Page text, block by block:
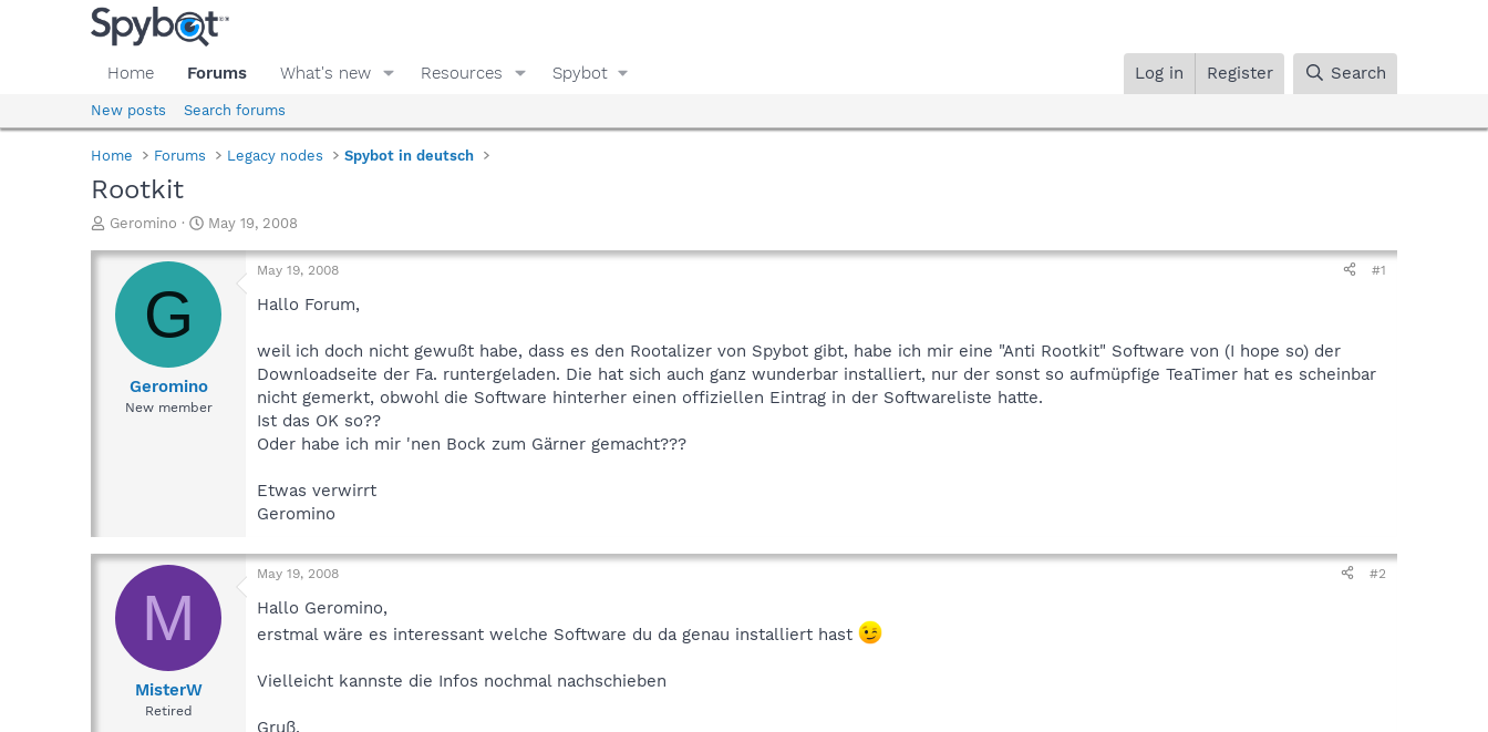
Home Forums What's new Resources Spybot Log in Register Search
New posts Search forums
Home Forums Legacy nodes Spybot in deutsch
Rootkit
T
r
a
d
Geromino
S
a
r
a
May 19, 2008
G
Geromino
New member
May 19, 2008 #1
Hallo Forum,
weil ich doch nicht gewußt habe, dass es den Rootalizer von Spybot gibt, habe ich mir eine "Anti Rootkit" Software von (I hope so) der
Downloadseite der Fa. runtergeladen. Die hat sich auch ganz wunderbar installiert, nur der sonst so aufmüpfige TeaTimer hat es scheinbar
nicht gemerkt, obwohl die Software hinterher einen offiziellen Eintrag in der Softwareliste hatte.
Ist das OK so??
Oder habe ich mir 'nen Bock zum Gärner gemacht???
Etwas verwirrt
Geromino
M
MisterW
Retired
May 19, 2008 #2
Hallo Geromino,
erstmal wäre es interessant welche Software du da genau installiert hast
Vielleicht kannste die Infos nochmal nachschieben
Gruß,